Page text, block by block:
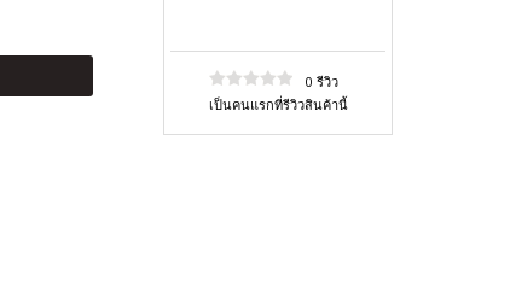
0 รีวิว
เป็นคนแรกที่รีวิวสินค้านี้